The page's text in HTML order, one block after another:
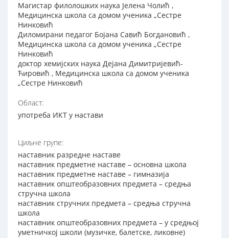
Магистар филолошких наука Јелена Чолић ,
Медицинска школа са домом ученика „Сестре
Нинковић
Диломирани педагог Бојана Савић Богдановић ,
Медицинска школа са домом ученика „Сестре
Нинковић
доктор хемијских наука Дејана Димитријевић-
Ћировић , Медицинска школа са домом ученика
„Сестре Нинковић
Област:
употреба ИКТ у настави
Циљне групе:
наставник разредне наставе
наставник предметне наставе – основна школа
наставник предметне наставе – гимназија
наставник општеобразовних предмета – средња
стручна школа
наставник стручних предмета – средња стручна
школа
наставник општеобразовних предмета – у средњој
уметничкој школи (музичке, балетске, ликовне)